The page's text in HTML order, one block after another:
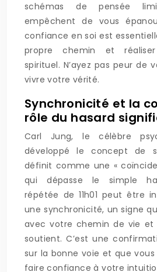
schémas de pensée
empêchent de vous
confiance en soi est
propre chemin et
spirituel. N’ayez pas peur de
vivre votre vérité.
Synchronicité et la
rôle du hasard
Carl Jung, le célèbre
développé le concept de
définit comme une «
qui dépasse le simple
répétée de 11h01 peut être
une synchronicité, un signe
avec votre chemin de vie et
soutient. C’est une
sur la bonne voie et que
faire confiance à votre